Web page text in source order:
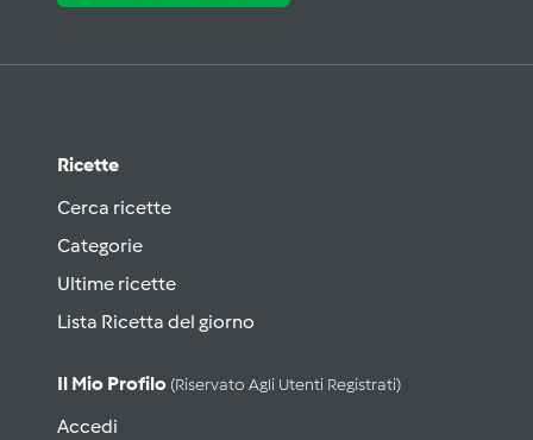
Ricette
Cerca ricette
Categorie
Ultime ricette
Lista Ricetta del giorno
Il Mio Profilo (riservato Agli Utenti Registrati)
Accedi